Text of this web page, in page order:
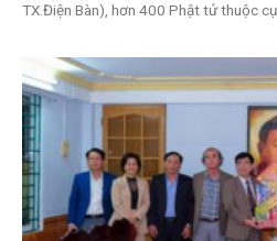
TX.Điện Bàn), hơn 400 Phật tử thuộc